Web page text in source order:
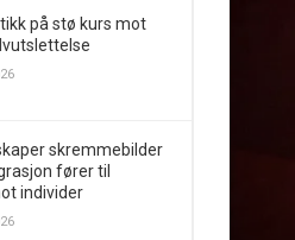
på stø kurs mot
skremmebilder
fører til
individer